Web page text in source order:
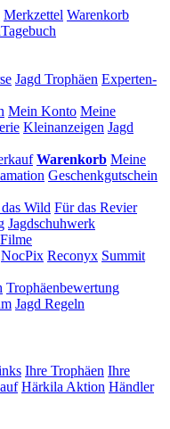
Merkzettel Warenkorb
Jagd Trophäen Experten-
Mein Konto Meine
Kleinanzeigen Jagd
Warenkorb Meine
Geschenkgutschein
Wild Für das Revier
Jagdschuhwerk
NocPix Reconyx Summit
Trophäenbewertung
Jagd Regeln
Ihre Trophäen Ihre
Härkila Aktion Händler